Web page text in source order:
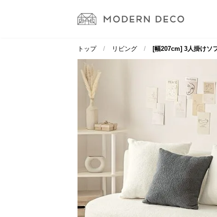
トップ リビング [幅207cm] 3人掛けソ